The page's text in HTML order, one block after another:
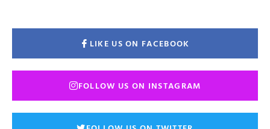
LIKE US ON FACEBOOK
FOLLOW US ON INSTAGRAM